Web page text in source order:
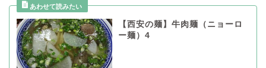
【西安の麺】牛肉麺（ニョーロ
ー麺）4